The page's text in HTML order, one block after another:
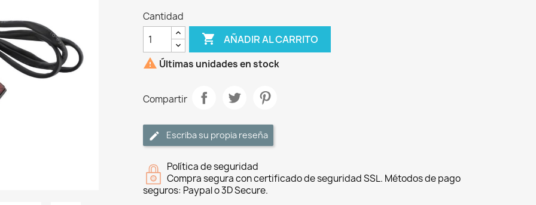
Cantidad
 AÑADIR AL CARRITO
 Últimas unidades en stock
Compartir
Escriba su propia reseña
Política de seguridad
Compra segura con certificado de seguridad SSL. Métodos de pago
seguros: Paypal o 3D Secure.